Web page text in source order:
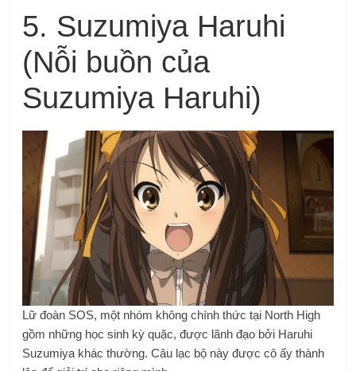
5. Suzumiya Haruhi
(Nỗi buồn của
Suzumiya Haruhi)
Lữ đoàn SOS, một nhóm không chính thức tại North High
gồm những học sinh kỳ quặc, được lãnh đạo bởi Haruhi
Suzumiya khác thường. Câu lạc bộ này được cô ấy thành